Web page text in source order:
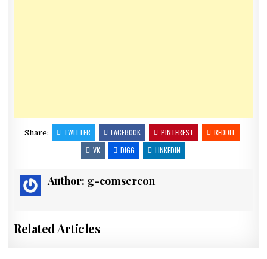
Share: TWITTER FACEBOOK PINTEREST
REDDIT
VK
DIGG LINKEDIN
Author: g-comsercon
Related Articles